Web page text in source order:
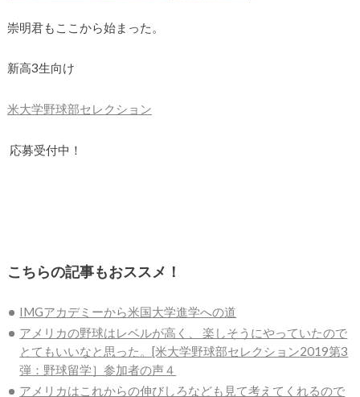
崇明君もここから始まった。
新高3生向け
米大学野球部セレクション
応募受付中！
こちらの記事もおススメ！
IMGアカデミーから米国大学進学への道
アメリカの野球はレベルが高く、 楽しそうにやっていたので
とてもいいなと思った。[米大学野球部セレクション2019第3
弾：野球留学］参加者の声４
アメリカはこれからの伸びしろなども見て考えてくれるので